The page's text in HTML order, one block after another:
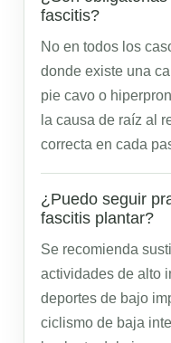
fascitis?
No en todos los
donde existe una
pie cavo o
la causa de raíz al
correcta en cada
¿Puedo seguir
fascitis plantar?
Se recomienda
actividades de alto
deportes de bajo
ciclismo de baja